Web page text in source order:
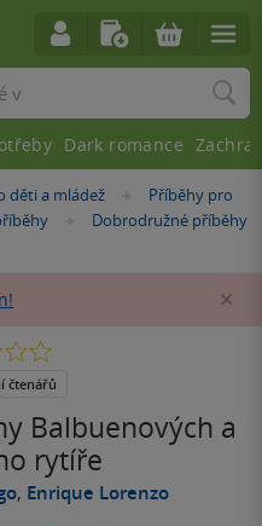
děti a mládež »Příběhy pro
»
Dobrodružné příběhy
Balbuenových a
rytíře
, Enrique Lorenzo
čtenářů
Dark romance